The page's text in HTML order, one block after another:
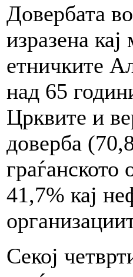
Довербата
изразена
етничките
над 65
Црквите и
доверба
граѓанското
41,7% кај
Секој